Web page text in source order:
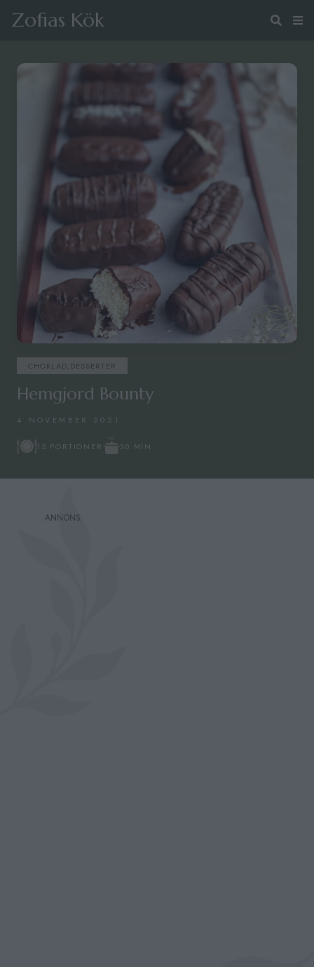
Zofias Kök
CHOKLAD DESSERTER
Hemgjord Bounty
4 NOVEMBER 2021
15 PORTIONER 30 MIN